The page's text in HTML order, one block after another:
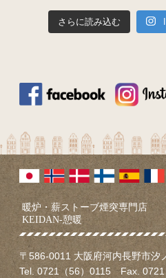
さらに読み込む
暖炉・薪ストーブ煙突専門店
KEIDAN-憩暖
〒586-0011 大阪府河内長野市汐
Tel. 0721（56）0115 Fax. 0721